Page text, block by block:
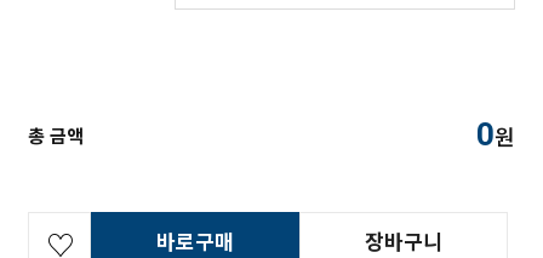
총 금액 0원
바로구매 장바구니